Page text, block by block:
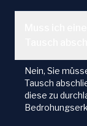
Nein, Sie
Tausch
diese zu